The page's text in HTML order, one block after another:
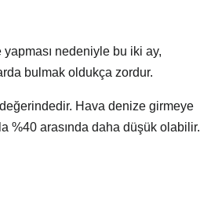
yapması nedeniyle bu iki ay,
bulmak oldukça zordur.
Hava denize girmeye
%40 arasında daha düşük olabilir.